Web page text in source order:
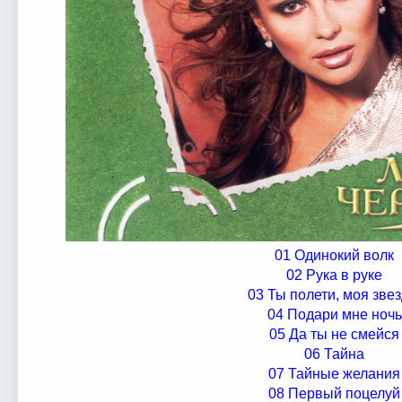
01 Одинокий волк
02 Рука в руке
03 Ты полети, моя
04 Подари мне ночь
05 Да ты не смейся
06 Тайна
07 Тайные желания
08 Первый поцелуй